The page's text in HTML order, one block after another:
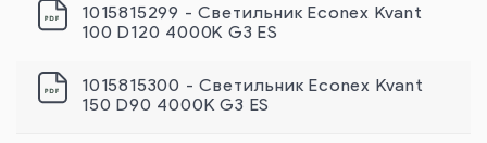
1015815299 - Светильник Econex Kvant
100 D120 4000K G3 ES
1015815300 - Светильник Econex Kvant
150 D90 4000K G3 ES